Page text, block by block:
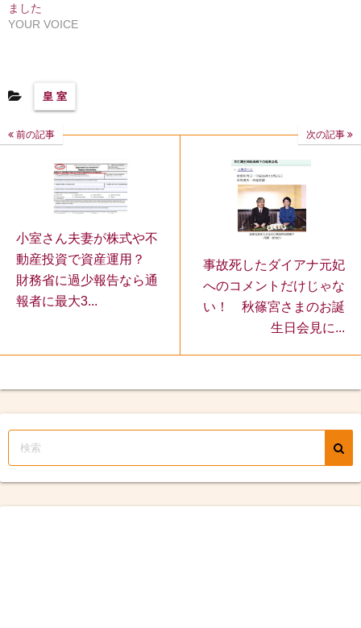
ました
YOUR VOICE
皇 室
前の記事
小室さん夫妻が株式や不
動産投資で資産運用？
財務省に過少報告なら通
報者に最大3...
次の記事
事故死したダイアナ元妃
へのコメントだけじゃな
い！ 秋篠宮さまのお誕
生日会見に...